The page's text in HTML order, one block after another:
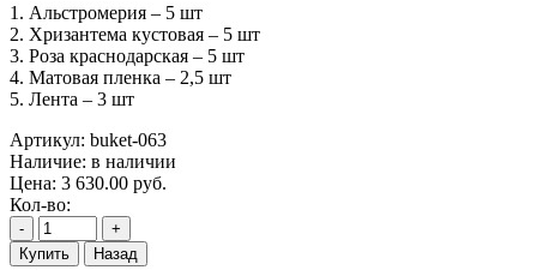
1. Альстромерия – 5 шт
2. Хризантема кустовая – 5 шт
3. Роза краснодарская – 5 шт
4. Матовая пленка – 2,5 шт
5. Лента – 3 шт
Артикул: buket-063
Наличие: в наличии
Цена: 3 630.00 руб.
Кол-во:
-
+
Купить
Назад